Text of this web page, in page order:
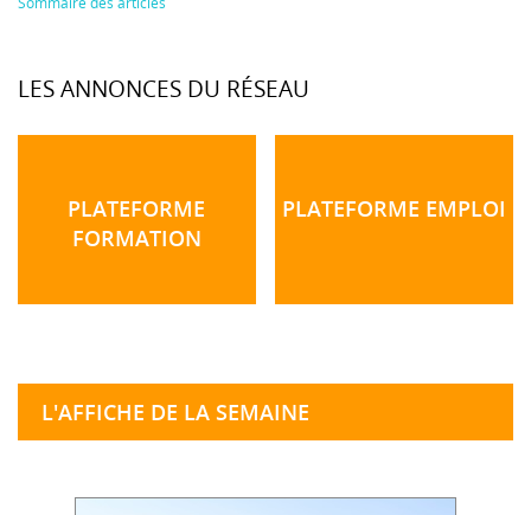
LES ANNONCES DU RÉSEAU
PLATEFORME
FORMATION
PLATEFORME EMPLOI
L'AFFICHE DE LA SEMAINE